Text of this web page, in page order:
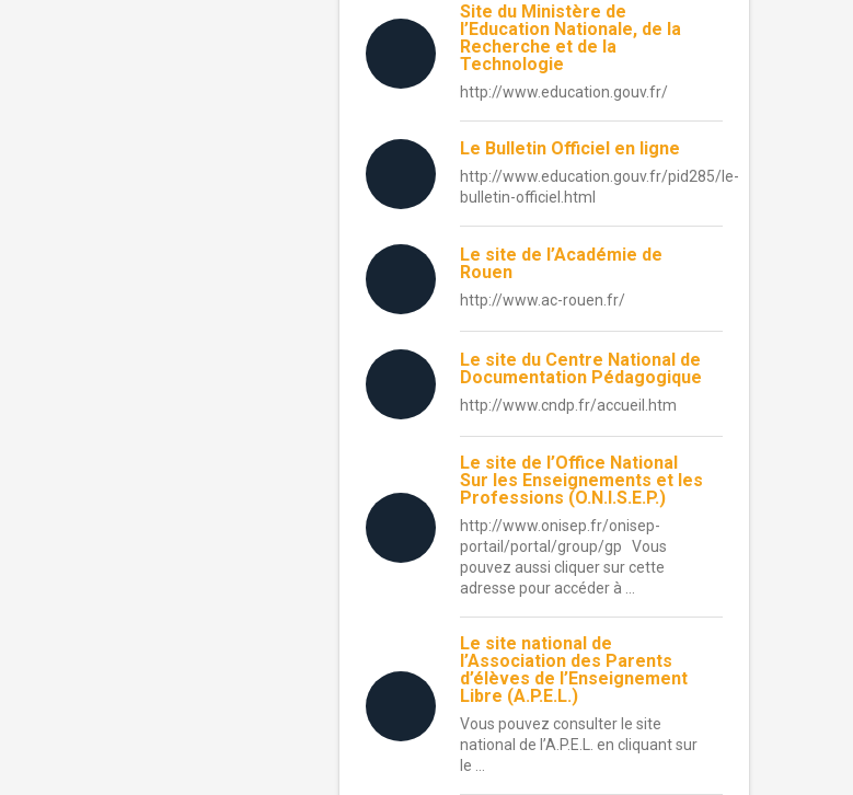
Site du Ministère de
l’Education Nationale, de la
Recherche et de la
Technologie
http://www.education.gouv.fr/
Le Bulletin Officiel en ligne
http://www.education.gouv.fr/pid285/le-
bulletin-officiel.html
Le site de l’Académie de
Rouen
http://www.ac-rouen.fr/
Le site du Centre National de
Documentation Pédagogique
http://www.cndp.fr/accueil.htm
Le site de l’Office National
Sur les Enseignements et les
Professions (O.N.I.S.E.P.)
http://www.onisep.fr/onisep-
portail/portal/group/gp Vous
pouvez aussi cliquer sur cette
adresse pour accéder à ...
Le site national de
l’Association des Parents
d’élèves de l’Enseignement
Libre (A.P.E.L.)
Vous pouvez consulter le site
national de l’A.P.E.L. en cliquant sur
le ...